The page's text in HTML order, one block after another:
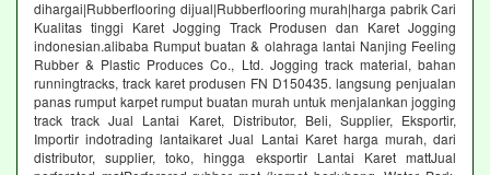
dihargai|Rubberflooring dijual|Rubberflooring murah|harga pabrik Cari
Kualitas tinggi Karet Jogging Track Produsen dan Karet Jogging
indonesian.alibaba Rumput buatan & olahraga lantai Nanjing Feeling
Rubber & Plastic Produces Co., Ltd. Jogging track material, bahan
runningtracks, track karet produsen FN D150435. langsung penjualan
panas rumput karpet rumput buatan murah untuk menjalankan jogging
track track Jual Lantai Karet, Distributor, Beli, Supplier, Eksportir,
Importir indotrading lantaikaret Jual Lantai Karet harga murah, dari
distributor, supplier, toko, hingga eksportir Lantai Karet mattJual